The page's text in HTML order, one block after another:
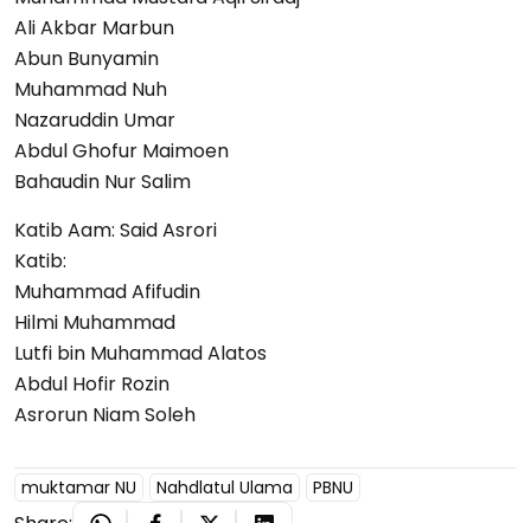
Ali Akbar Marbun
Abun Bunyamin
Muhammad Nuh
Nazaruddin Umar
Abdul Ghofur Maimoen
Bahaudin Nur Salim
Katib Aam: Said Asrori
Katib:
Muhammad Afifudin
Hilmi Muhammad
Lutfi bin Muhammad Alatos
Abdul Hofir Rozin
Asrorun Niam Soleh
muktamar NU Nahdlatul Ulama PBNU